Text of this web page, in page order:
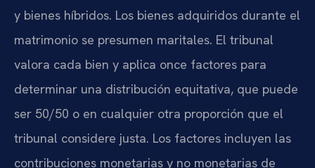
y bienes híbridos. Los bienes adquiridos durante el
matrimonio se presumen maritales. El tribunal
valora cada bien y aplica once factores para
determinar una distribución equitativa, que puede
ser 50/50 o en cualquier otra proporción que el
tribunal considere justa. Los factores incluyen las
contribuciones monetarias y no monetarias de